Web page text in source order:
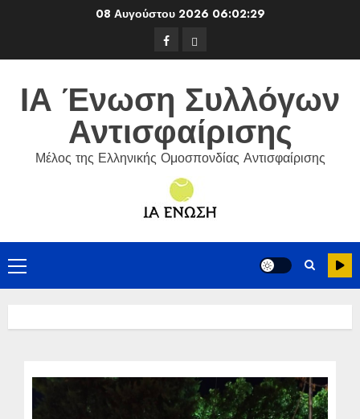
08 Αυγούστου 2026 06:02:30
Facebook
ΕΦΟΑ
Τένις
ΙΑ Ένωση Συλλόγων
Αντισφαίρισης
Μέλος της Ελληνικής Ομοσπονδίας Αντισφαίρισης
Primary
Menu